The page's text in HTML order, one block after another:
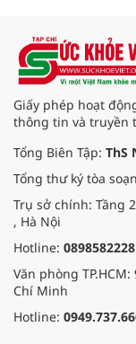
Giấy phép hoạt
thông tin và truyền
Tổng Biên Tập: ThS
Tổng thư ký tòa
Trụ sở chính: Tầng
, Hà Nội
Hotline: 0898582228
Văn phòng
Chí Minh
Hotline: